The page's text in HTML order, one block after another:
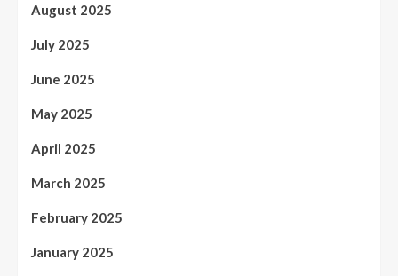
August 2025
July 2025
June 2025
May 2025
April 2025
March 2025
February 2025
January 2025